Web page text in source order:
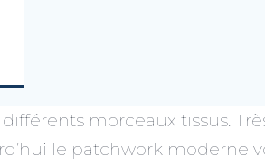
morceaux tissus.
le patchwork moderne